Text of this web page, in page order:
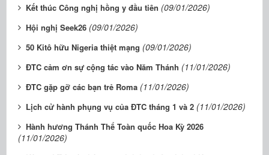
Kết thúc Công nghị hồng y đầu tiên (09/01/2026)
Hội nghị Seek26 (09/01/2026)
50 Kitô hữu Nigeria thiệt mạng (09/01/2026)
ĐTC cảm ơn sự cộng tác vào Năm Thánh (11/01/2026)
ĐTC gặp gỡ các bạn trẻ Roma (11/01/2026)
Lịch cử hành phụng vụ của ĐTC tháng 1 và 2 (11/01/2026)
Hành hương Thánh Thể Toàn quốc Hoa Kỳ 2026
(11/01/2026)